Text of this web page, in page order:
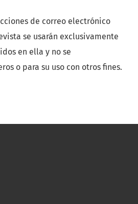
de correo electrónico
se usarán exclusivamente
en ella y no se
o para su uso con otros fines.